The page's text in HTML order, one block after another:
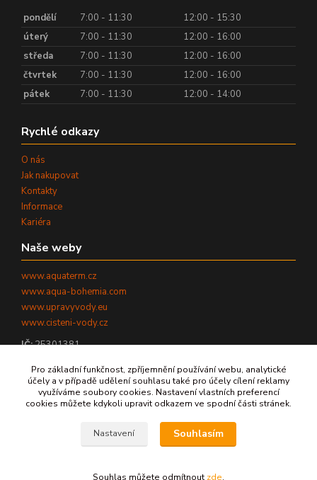
pondělí 7:00 - 11:30
12:00 - 15:30
úterý
7:00 - 11:30
12:00 - 16:00
středa
7:00 - 11:30
12:00 - 16:00
čtvrtek
7:00 - 11:30
12:00 - 16:00
pátek
7:00 - 11:30 12:00 - 14:00
Rychlé odkazy
O nás
Jak nakupovat
Kontakty
Informace
Kariéra
Naše weby
www.aquaterm.cz
www.aqua-bohemia.com
www.upravyvody.eu
www.cisteni-vody.cz
IČ:25301381
AQUATERM, s.r.o. - Všechna práva vyhrazena.
Zpět nahoru ↑
Pro základní funkčnost, zpříjemnění používání webu, analytické
účely a v případě udělení souhlasu také pro účely cílení reklamy
využíváme soubory cookies. Nastavení vlastních preferencí
cookies můžete kdykoli upravit odkazem ve spodní části stránek.
Nastavení Souhlasím
Souhlas můžete odmítnout zde.